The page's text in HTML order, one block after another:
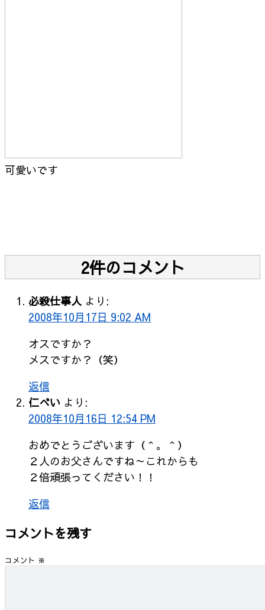
可愛いです
2件のコメント
必殺仕事人 より:
2008年10月17日 9:02 AM
オスですか？
メスですか？（笑）
返信
仁べい より:
2008年10月16日 12:54 PM
おめでとうございます（＾。＾）
２人のお父さんですね～これからも
２倍頑張ってください！！
返信
コメントを残す
コメント ※